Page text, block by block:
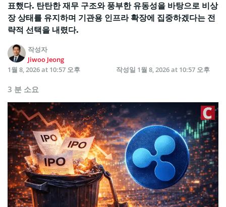
표했다. 탄탄한 재무 구조와 풍부한 유동성을 바탕으로 비상
장 상태를 유지하며 기관용 인프라 확장에 집중하겠다는 전
략적 선택을 내렸다.
작성자
Jiwoo Jeong
1월 8, 2026 at 10:57 오후
작성일 1월 8, 2026 at 10:57 오후
3 분 소요